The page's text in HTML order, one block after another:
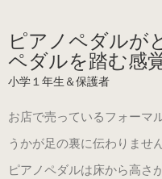
ピアノペダルが
ペダルを踏む感
小学１年生＆保護者
お店で売っているフォーマ
うかが足の裏に伝わりません
ピアノペダルは床から高さ